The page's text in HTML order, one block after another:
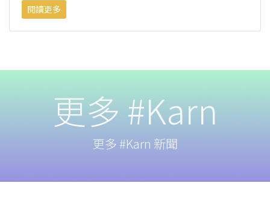
閱讀更多
更多 #Karn
更多 #Karn 新聞